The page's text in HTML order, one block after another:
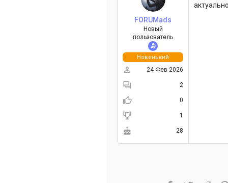
FORUMads
Новый
пользователь
Новенький
24 Фев 2026
2
0
1
28